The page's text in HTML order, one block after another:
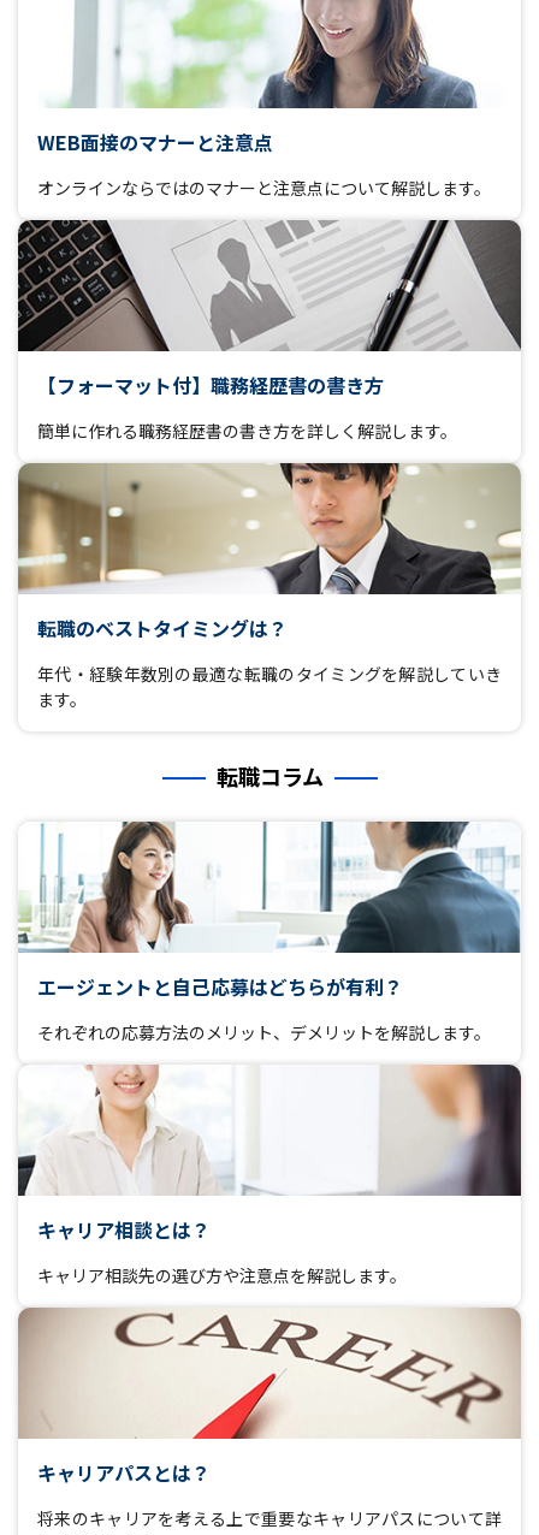
WEB面接のマナーと注意点
オンラインならではのマナーと注意点について解説します。
【フォーマット付】職務経歴書の書き方
簡単に作れる職務経歴書の書き方を詳しく解説します。
転職のベストタイミングは？
年代・経験年数別の最適な転職のタイミングを解説していき
ます。
転職コラム
エージェントと自己応募はどちらが有利？
それぞれの応募方法のメリット、デメリットを解説します。
キャリア相談とは？
キャリア相談先の選び方や注意点を解説します。
キャリアパスとは？
将来のキャリアを考える上で重要なキャリアパスについて詳